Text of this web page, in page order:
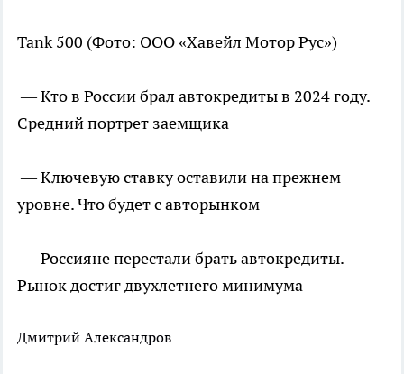
Tank 500 (Фото: ООО «Хавейл Мотор Рус»)
— Кто в России брал автокредиты в 2024 году.
Средний портрет заемщика
— Ключевую ставку оставили на прежнем
уровне. Что будет с авторынком
— Россияне перестали брать автокредиты.
Рынок достиг двухлетнего минимума
Дмитрий Александров